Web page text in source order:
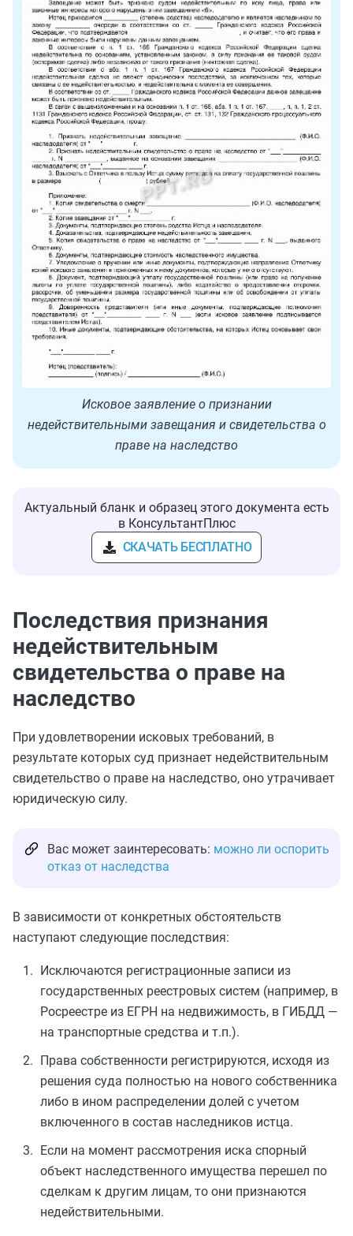
Исковое заявление о признании
недействительными завещания и свидетельства о
праве на наследство
Актуальный бланк и образец этого документа есть
в КонсультантПлюс
СКАЧАТЬ БЕСПЛАТНО
Последствия признания
недействительным
свидетельства о праве на
наследство
При удовлетворении исковых требований, в
результате которых суд признает недействительным
свидетельство о праве на наследство, оно утрачивает
юридическую силу.
Вас может заинтересовать: можно ли оспорить
отказ от наследства
В зависимости от конкретных обстоятельств
наступают следующие последствия:
Исключаются регистрационные записи из
государственных реестровых систем (например, в
Росреестре из ЕГРН на недвижимость, в ГИБДД —
на транспортные средства и т.п.).
Права собственности регистрируются, исходя из
решения суда полностью на нового собственника
либо в ином распределении долей с учетом
включенного в состав наследников истца.
Если на момент рассмотрения иска спорный
объект наследственного имущества перешел по
сделкам к другим лицам, то они признаются
недействительными.